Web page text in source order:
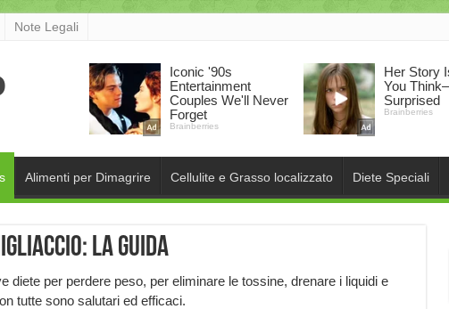
Note Legali
Alimenti per Dimagrire Cellulite e Grasso localizzato Diete Speciali
la guida
diete per perdere peso, per eliminare le tossine, drenare i liquidi e
tutte sono salutari ed efficaci.